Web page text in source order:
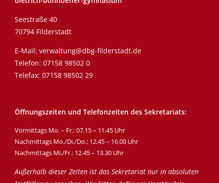
Seestraße 40
70794 Filderstadt
E-Mail: verwaltung@dbg-filderstadt.de
Telefon: 07158 98502 0
Telefax: 07158 98502 29
Öffnungszeiten und Telefonzeiten des Sekretariats:
Vormittags Mo. – Fr.: 07.15 – 11.45 Uhr
Nachmittags Mo./Di./Do.: 12.45 – 16.00 Uhr
Nachmittags Mi./Fr.: 12.45 – 13.30 Uhr
Außerhalb dieser Zeiten ist das Sekretariat nur in absoluten